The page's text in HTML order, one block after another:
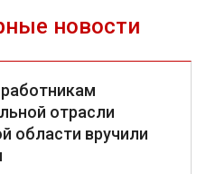
новости
отрасли
области вручили